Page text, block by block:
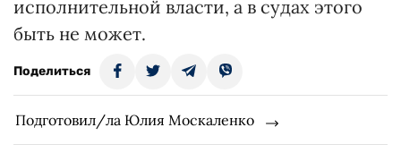
исполнительной власти, а в судах этого
быть не может.
Поделиться
Подготовил/ла Юлия Москаленко